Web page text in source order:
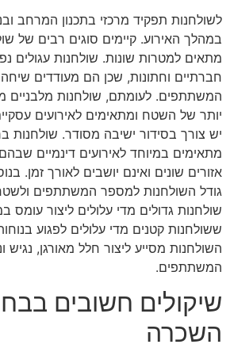
לשולחנות תפקיד מרכזי בתכנון המרחב
במהלך האירוע. קיימים סוגים רבים של
מתאים למטרות שונות. שולחנות עגולים
חברתיים וחתונות, שכן הם מעודדים שיחה
המשתתפים. לעומתם, שולחנות מלבניים
יותר של השטח ומתאימים לאירועים
יש צורך בסידור ישיבה מסודר. שולחנות
מתאימים במיוחד לאירועים דינמיים
אזורים שונים ואינם יושבים לאורך זמן.
גודל השולחנות למספר המשתתפים
שולחנות גדולים מדי עלולים ליצור
ששולחנות קטנים מדי עלולים לפגוע
השולחנות מסייע ליצור חלל מאורגן, נגיש
המשתתפים.
שיקולים חשובים
השכרה